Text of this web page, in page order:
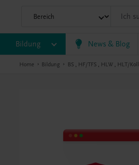
Bildung News & Blog
VS AHS BAFEP/BASOP
Home Bildung BS, HF/TFS, HLW, HLT/